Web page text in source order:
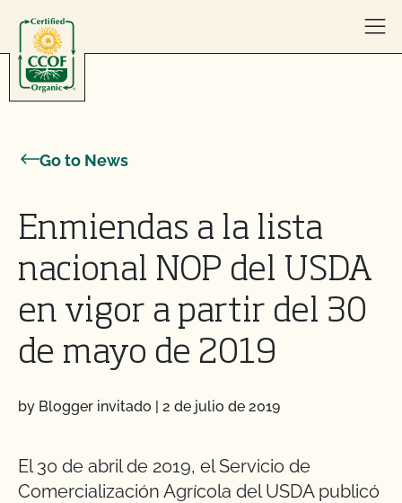
Go to News
Enmiendas a la lista
nacional NOP del USDA
en vigor a partir del 30
de mayo de 2019
by Blogger invitado | 2 de julio de 2019
El 30 de abril de 2019, el Servicio de
Comercialización Agrícola del USDA publicó